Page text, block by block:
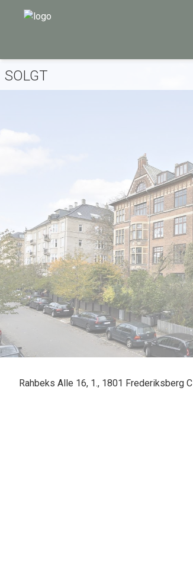
SOLGT
Rahbeks Alle 16, 1., 1801 Frederiksberg C